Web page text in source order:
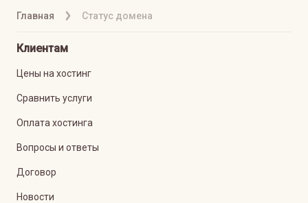
Главная Статус домена
Клиентам
Цены на хостинг
Сравнить услуги
Оплата хостинга
Вопросы и ответы
Договор
Новости